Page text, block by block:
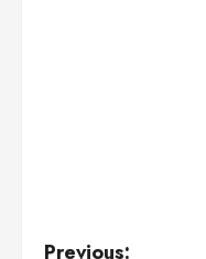
Previous: